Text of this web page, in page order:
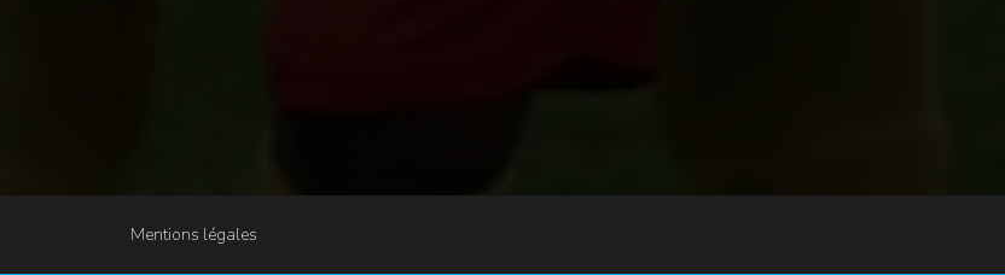
Mentions légales